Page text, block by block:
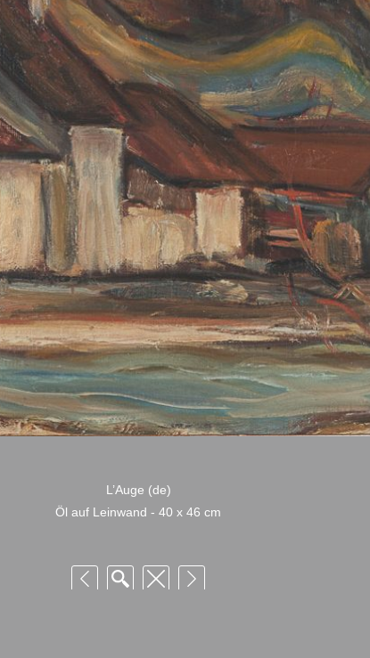
L’Auge (de)
Öl auf Leinwand - 40 x 46 cm